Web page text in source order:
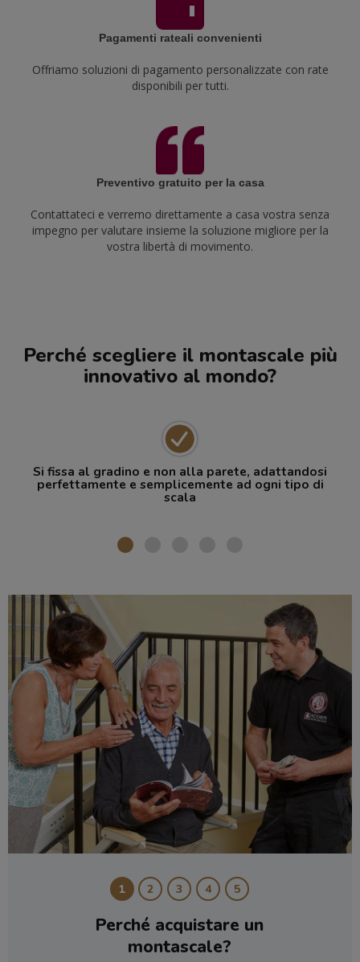
Pagamenti rateali convenienti
Offriamo soluzioni di pagamento personalizzate con rate
disponibili per tutti.
Preventivo gratuito per la casa
Contattateci e verremo direttamente a casa vostra senza
impegno per valutare insieme la soluzione migliore per la
vostra libertà di movimento.
Perché scegliere il montascale più
innovativo al mondo?
Si fissa al gradino e non alla parete, adattandosi
perfettamente e semplicemente ad ogni tipo di
scala
1 2 3 4 5
Perché acquistare un
montascale?